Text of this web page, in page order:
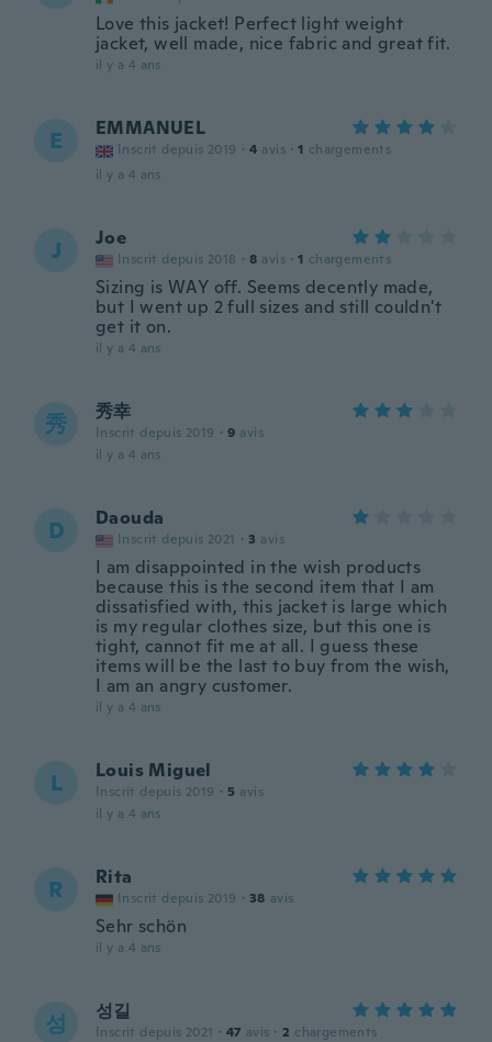
Love this jacket! Perfect light weight
jacket, well made, nice fabric and great fit.
il y a 4 ans
E EMMANUEL
Inscrit depuis 2019 · 4 avis · 1 chargements
il y a 4 ans
J Joe
Inscrit depuis 2018 · 8 avis · 1 chargements
Sizing is WAY off. Seems decently made,
but I went up 2 full sizes and still couldn't
get it on.
il y a 4 ans
秀 秀幸
Inscrit depuis 2019 · 9 avis
il y a 4 ans
D Daouda
Inscrit depuis 2021 · 3 avis
I am disappointed in the wish products
because this is the second item that I am
dissatisfied with, this jacket is large which
is my regular clothes size, but this one is
tight, cannot fit me at all. I guess these
items will be the last to buy from the wish,
I am an angry customer.
il y a 4 ans
L Louis Miguel
Inscrit depuis 2019 · 5 avis
il y a 4 ans
R Rita
Inscrit depuis 2019 · 38 avis
Sehr schön
il y a 4 ans
성 성길
Inscrit depuis 2021 · 47 avis · 2 chargements